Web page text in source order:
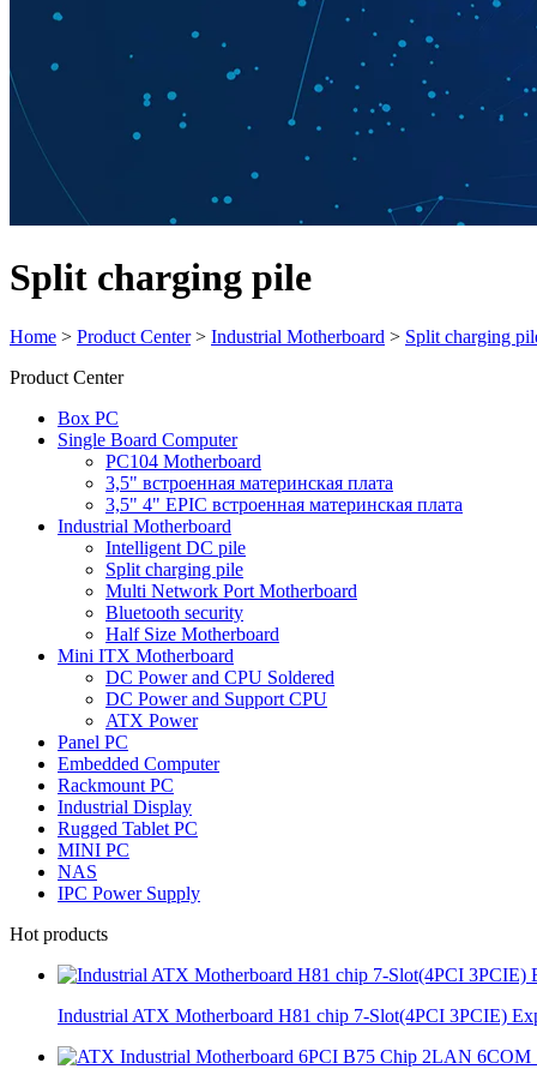
Split charging pile
Home > Product Center> Industrial Motherboard > Split charging
Product Center
Box PC
Single Board Computer
PC104 Motherboard
3,5" встроенная материнская плата
3,5" 4" EPIC встроенная материнская плата
Industrial Motherboard
Intelligent DC pile
Split charging pile
Multi Network Port Motherboard
Bluetooth security
Half Size Motherboard
Mini ITX Motherboard
DC Power and CPU Soldered
DC Power and Support CPU
ATX Power
Panel PC
Embedded Computer
Rackmount PC
Industrial Display
Rugged Tablet PC
MINI PC
NAS
IPC Power Supply
Hot products
Industrial ATX Motherboard H81 chip 7-Slot(4PCI 3PCIE)